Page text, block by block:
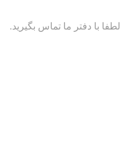
با دفتر ما تماس بگیرید.